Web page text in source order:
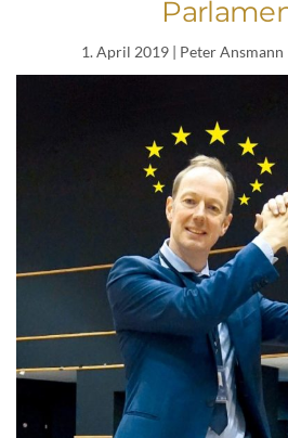
1. April 2019 | Peter Ansmann